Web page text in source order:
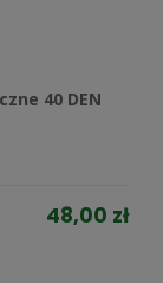
40 DEN
48,00 zł